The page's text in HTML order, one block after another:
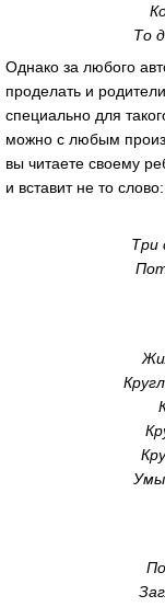
То
Однако за любого
проделать и
специально для
можно с любым
вы читаете своему
и вставит не то
Три